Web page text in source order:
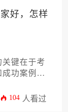
好，怎样
键在于考
功案例积
身设计资质
104 人看过